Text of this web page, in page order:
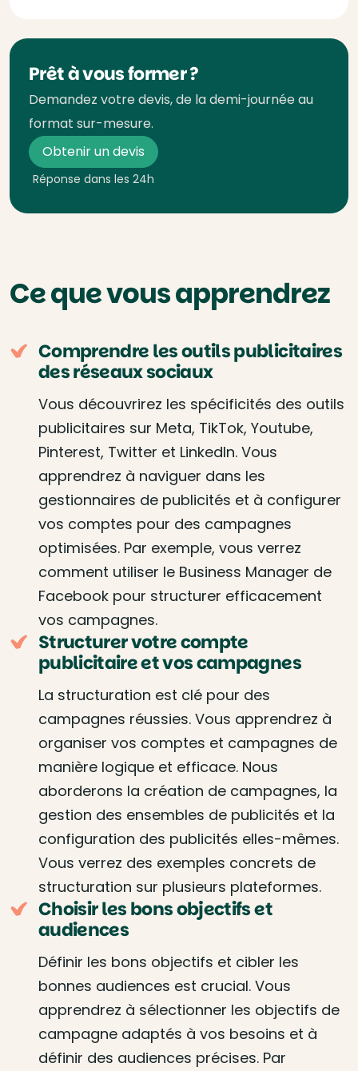
Prêt à vous former ?
Demandez votre devis, de la demi-journée au
format sur-mesure.
Obtenir un devis
Réponse dans les 24h
Ce que vous apprendrez
Comprendre les outils publicitaires
des réseaux sociaux
Vous découvrirez les spécificités des outils
publicitaires sur Meta, TikTok, Youtube,
Pinterest, Twitter et LinkedIn. Vous
apprendrez à naviguer dans les
gestionnaires de publicités et à configurer
vos comptes pour des campagnes
optimisées. Par exemple, vous verrez
comment utiliser le Business Manager de
Facebook pour structurer efficacement
vos campagnes.
Structurer votre compte
publicitaire et vos campagnes
La structuration est clé pour des
campagnes réussies. Vous apprendrez à
organiser vos comptes et campagnes de
manière logique et efficace. Nous
aborderons la création de campagnes, la
gestion des ensembles de publicités et la
configuration des publicités elles-mêmes.
Vous verrez des exemples concrets de
structuration sur plusieurs plateformes.
Choisir les bons objectifs et
audiences
Définir les bons objectifs et cibler les
bonnes audiences est crucial. Vous
apprendrez à sélectionner les objectifs de
campagne adaptés à vos besoins et à
définir des audiences précises. Par